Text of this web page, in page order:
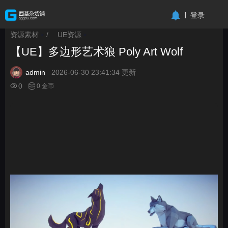
登录
资源素材 / UE资源
【UE】多边形艺术狼 Poly Art Wolf
admin
2026-06-30 23:41:34 更新
0
0 金币